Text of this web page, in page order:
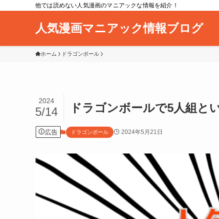
他では読めない人気漫画のマニアックな情報を紹介！
人気漫画マニアック情報ブログ
ホーム ドラゴンボール
ドラゴンボールで5人組と
2024
5/14
広告 ドラゴンボール 2024年5月21日